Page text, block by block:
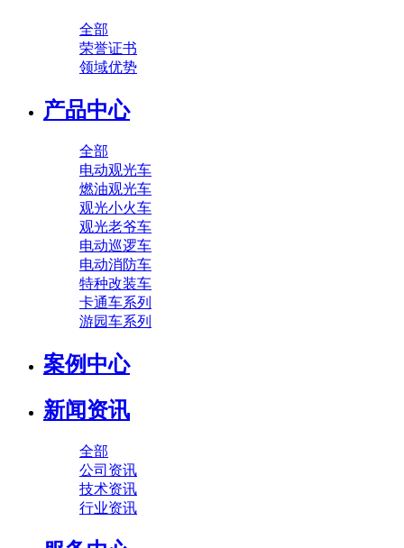
全部
荣誉证书
领域优势
产品中心
全部
电动观光车
燃油观光车
观光小火车
观光老爷车
电动巡逻车
电动消防车
特种改装车
卡通车系列
游园车系列
案例中心
新闻资讯
全部
公司资讯
技术资讯
行业资讯